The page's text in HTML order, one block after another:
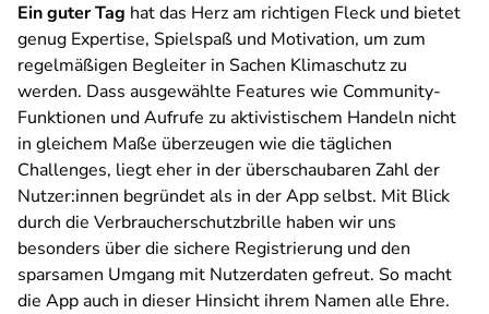
Ein guter Tag hat das Herz am richtigen Fleck und bietet
genug Expertise, Spielspaß und Motivation, um zum
regelmäßigen Begleiter in Sachen Klimaschutz zu
werden. Dass ausgewählte Features wie Community-
Funktionen und Aufrufe zu aktivistischem Handeln nicht
in gleichem Maße überzeugen wie die täglichen
Challenges, liegt eher in der überschaubaren Zahl der
Nutzer:innen begründet als in der App selbst. Mit Blick
durch die Verbraucherschutzbrille haben wir uns
besonders über die sichere Registrierung und den
sparsamen Umgang mit Nutzerdaten gefreut. So macht
die App auch in dieser Hinsicht ihrem Namen alle Ehre.